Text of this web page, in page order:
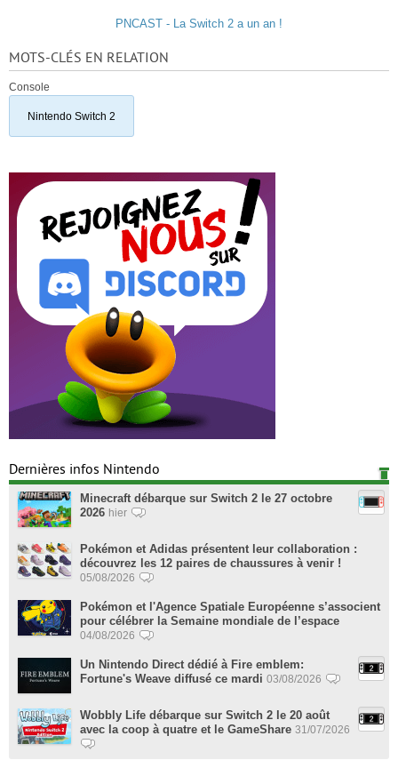
PNCAST - La Switch 2 a un an !
MOTS-CLÉS EN RELATION
Console
Nintendo Switch 2
Dernières infos Nintendo
Minecraft débarque sur Switch 2 le 27 octobre
2026 hier
Pokémon et Adidas présentent leur collaboration :
découvrez les 12 paires de chaussures à venir !
05/08/2026
Pokémon et l'Agence Spatiale Européenne s’associent
pour célébrer la Semaine mondiale de l’espace
04/08/2026
Un Nintendo Direct dédié à Fire emblem:
Fortune's Weave diffusé ce mardi 03/08/2026
Wobbly Life débarque sur Switch 2 le 20 août
avec la coop à quatre et le GameShare 31/07/2026